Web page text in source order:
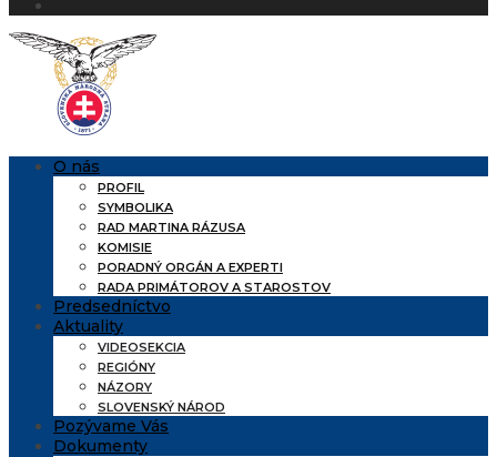
O nás
PROFIL
SYMBOLIKA
RAD MARTINA RÁZUSA
KOMISIE
PORADNÝ ORGÁN A EXPERTI
RADA PRIMÁTOROV A STAROSTOV
Predsedníctvo
Aktuality
VIDEOSEKCIA
REGIÓNY
NÁZORY
SLOVENSKÝ NÁROD
Pozývame Vás
Dokumenty